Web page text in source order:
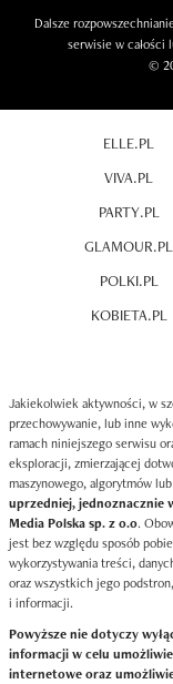
Dalsze
serwisie w całości
©
ELLE.PL
VIVA.PL
PARTY.PL
GLAMOUR.PL
POLKI.PL
KOBIETA.PL
Jakiekolwiek aktywności, w
przechowywanie, lub inne
ramach niniejszego serwisu
eksploracji, zmierzającej
maszynowego, algorytmów
uprzedniej, jednoznacznie
Media Polska sp. z o.o.
jest bez względu sposób
wykorzystywania treści,
oraz wszystkich jego
i informacji.
Powyższe nie dotyczy
informacji w celu
internetowe oraz